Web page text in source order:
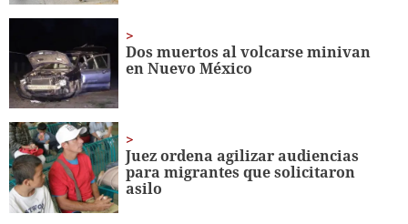
Dos muertos al volcarse minivan
en Nuevo México
Juez ordena agilizar audiencias
para migrantes que solicitaron
asilo